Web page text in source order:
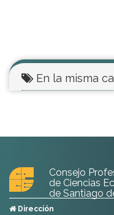
En la misma
Consejo
de Ciencias
de Santiago
Dirección